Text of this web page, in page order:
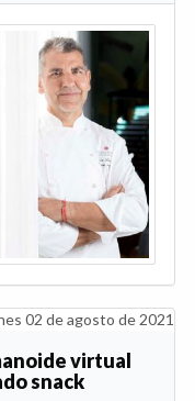
02 de agosto de 2021
virtual
snack